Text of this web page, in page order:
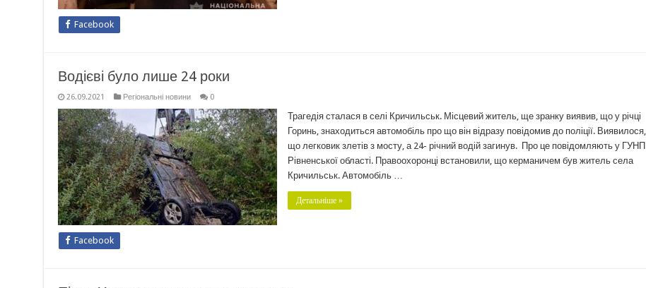
Facebook
Водієві було лише 24 роки
26.09.2021 Регіональні новини 0
Трагедія сталася в селі Кричильськ. Місцевий житель, ще зранку виявив, що у річці
Горинь, знаходиться автомобіль про що він відразу повідомив до поліції. Виявилося,
що легковик злетів з мосту, а 24- річний водій загинув. Про це повідомляють у ГУНП
Рівненської області. Правоохоронці встановили, що керманичем був житель села
Кричильськ. Автомобіль …
Детальніше »
Facebook